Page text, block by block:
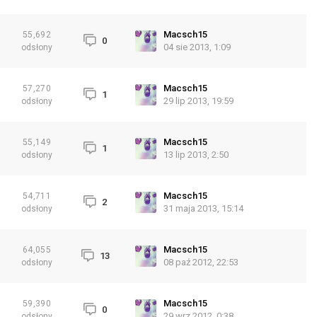
55,692
odsłony
0
Macsch15
04 sie 2013, 1:09
57,270
odsłony
1
Macsch15
29 lip 2013, 19:59
55,149
odsłony
1
Macsch15
13 lip 2013, 2:50
54,711
odsłony
2
Macsch15
31 maja 2013, 15:14
64,055
odsłony
13
Macsch15
08 paź 2012, 22:53
59,390
0
Macsch15